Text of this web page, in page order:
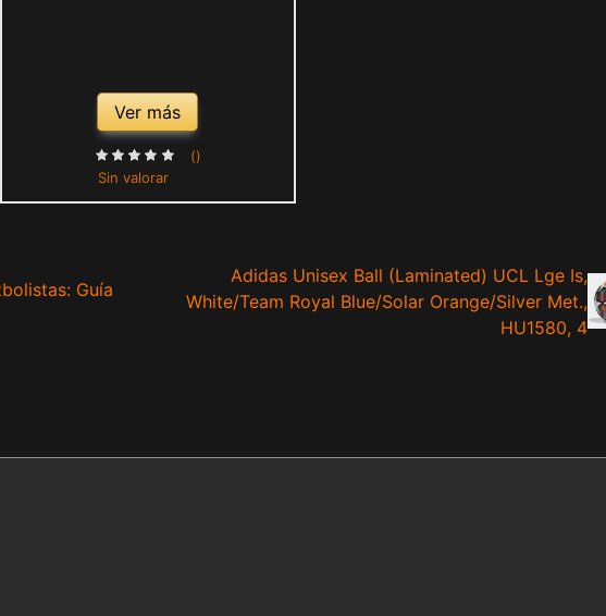
Ver más
Sin valorar
()
Guía
Adidas Unisex Ball (Laminated) UCL Lge Is,
White/Team Royal Blue/Solar Orange/Silver Met.,
HU1580, 4